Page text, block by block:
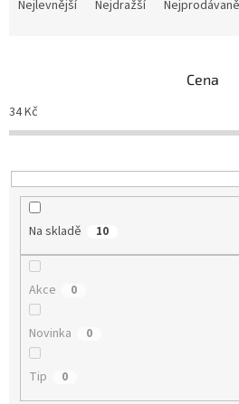
p
r
o
u
Nejlevnější Nejdražší
Cena
34Kč
Na skladě 10
Akce 0
Novinka 0
Tip 0